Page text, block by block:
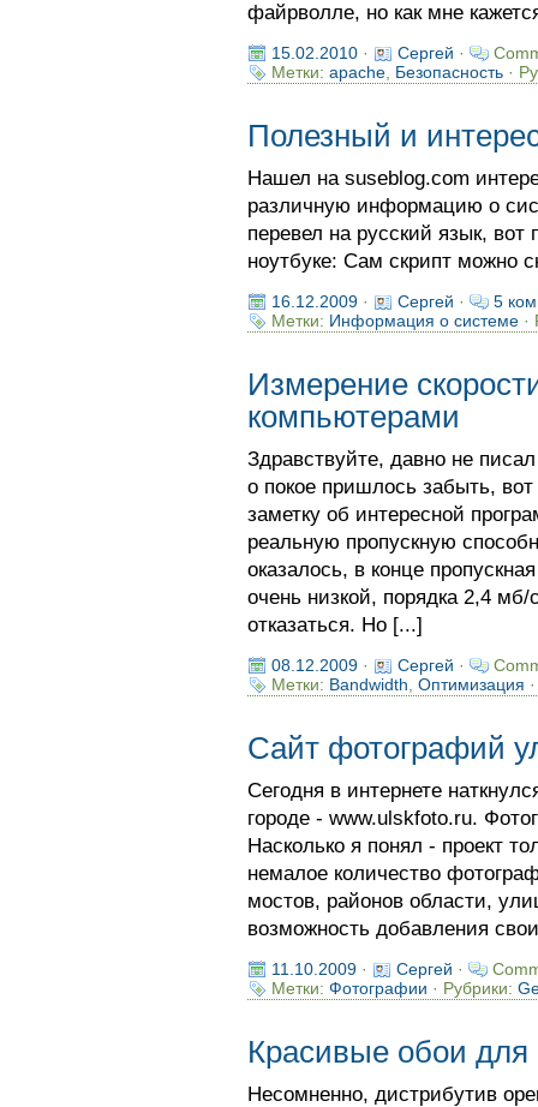
файрволле, но как мне
15.02.2010· Сергей ·
Метки: apache, Безопасность·
Полезный и
Нашел на suseblog.com
различную информацию о
перевел на русский язык,
ноутбуке: Сам скрипт можно
16.12.2009· Сергей ·
5
Метки: Информация о системе·
Измерение
компьютерами
Здравствуйте, давно не
о покое пришлось забыть,
заметку об интересной
реальную пропускную
оказалось, в конце
очень низкой, порядка 2,4
отказаться. Но [...]
08.12.2009· Сергей ·
Метки: Bandwidth Оптимизация
Сайт фотографий
Сегодня в интернете
городе - www.ulskfoto.ru.
Насколько я понял - проект
немалое количество
мостов, районов области,
возможность добавления
11.10.2009· Сергей ·
Метки: Фотографии · Рубрики:
Красивые обои
Несомненно, дистрибутив